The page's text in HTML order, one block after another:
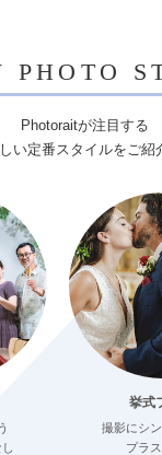
PHOTO
Photoraitが注目する
い定番スタイルをご紹
挙式
撮影にシ
プラ